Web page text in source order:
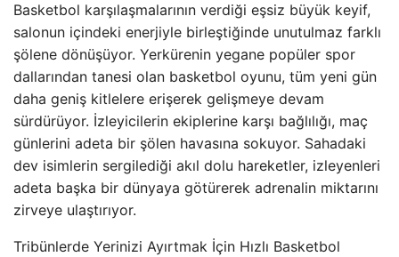
Basketbol karşılaşmalarının verdiği eşsiz büyük keyif,
salonun içindeki enerjiyle birleştiğinde unutulmaz farklı
şölene dönüşüyor. Yerkürenin yegane popüler spor
dallarından tanesi olan basketbol oyunu, tüm yeni gün
daha geniş kitlelere erişerek gelişmeye devam
sürdürüyor. İzleyicilerin ekiplerine karşı bağlılığı, maç
günlerini adeta bir şölen havasına sokuyor. Sahadaki
dev isimlerin sergilediği akıl dolu hareketler, izleyenleri
adeta başka bir dünyaya götürerek adrenalin miktarını
zirveye ulaştırıyor.
Tribünlerde Yerinizi Ayırtmak İçin Hızlı Basketbol